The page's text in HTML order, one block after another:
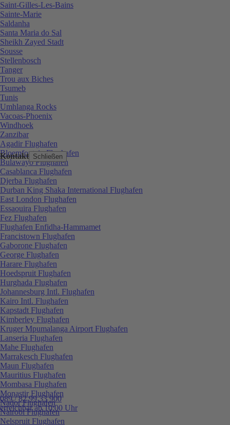
Kontakt Schließen
089 / 82 99 33 900
erreichbar ab 10:00 Uhr
Saint-Gilles-Les-Bains
Sainte-Marie
Saldanha
Santa Maria do Sal
Sheikh Zayed Stadt
Sousse
Stellenbosch
Tanger
Trou aux Biches
Tsumeb
Tunis
Umhlanga Rocks
Vacoas-Phoenix
Windhoek
Zanzibar
Agadir Flughafen
Bloemfontein Flughafen
Bulawayo Flughafen
Casablanca Flughafen
Djerba Flughafen
Durban King Shaka International Flughafen
East London Flughafen
Essaouira Flughafen
Fez Flughafen
Flughafen Enfidha-Hammamet
Francistown Flughafen
Gaborone Flughafen
George Flughafen
Harare Flughafen
Hoedspruit Flughafen
Hurghada Flughafen
Johannesburg Intl. Flughafen
Kairo Intl. Flughafen
Kapstadt Flughafen
Kimberley Flughafen
Kruger Mpumalanga Airport Flughafen
Lanseria Flughafen
Mahe Flughafen
Marrakesch Flughafen
Maun Flughafen
Mauritius Flughafen
Mombasa Flughafen
Monastir Flughafen
Nador Flughafen
Nairobi Flughafen
Nelspruit Flughafen